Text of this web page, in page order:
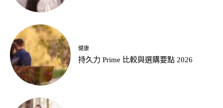
健康
持久力 Prime 比較與選購要點 2026